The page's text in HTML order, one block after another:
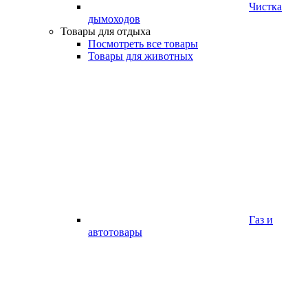
Чистка
дымоходов
Товары для отдыха
Посмотреть все товары
Товары для животных
Газ и
автотовары